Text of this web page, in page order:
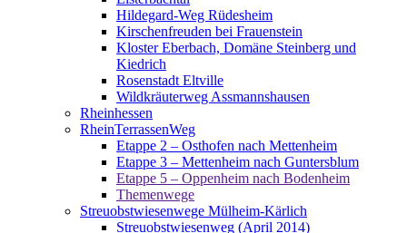
Hildegard-Weg Rüdesheim
Kirschenfreuden bei Frauenstein
Kloster Eberbach, Domäne Steinberg und
Kiedrich
Rosenstadt Eltville
Wildkräuterweg Assmannshausen
Rheinhessen
RheinTerrassenWeg
Etappe 2 – Osthofen nach Mettenheim
Etappe 3 – Mettenheim nach Guntersblum
Etappe 5 – Oppenheim nach Bodenheim
Themenwege
Streuobstwiesenwege Mülheim-Kärlich
Streuobstwiesenweg (April 2014)